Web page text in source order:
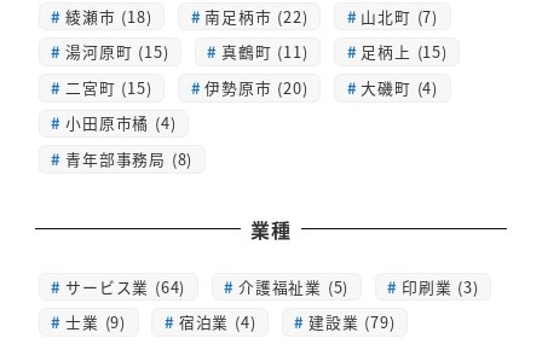
綾瀬市 (18)
南足柄市 (22)
山北町 (7)
湯河原町 (15)
真鶴町 (11)
足柄上 (15)
二宮町 (15)
伊勢原市 (20)
大磯町 (4)
小田原市橘 (4)
青年部事務局 (8)
業種
サービス業 (64) 介護福祉業 (5)
印刷業 (3)
士業 (9)
宿泊業 (4)
建設業 (79)